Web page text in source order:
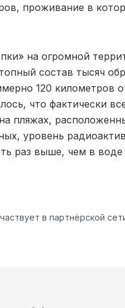
проживание в
на огромной
состав тысяч
120 километров
что фактически
пляжах,
уровень
раз выше, чем в воде
в партнёрской